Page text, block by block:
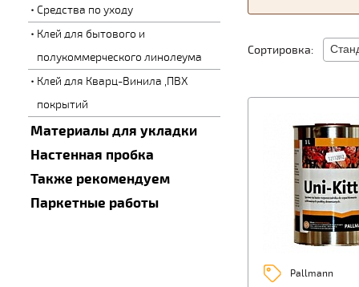
Средства по уходу
Клей для бытового и
полукоммерческого линолеума
Клей для Кварц-Винила ,ПВХ
покрытий
Материалы для укладки
Настенная пробка
Также рекомендуем
Паркетные работы
Сортировка:
Pallmann